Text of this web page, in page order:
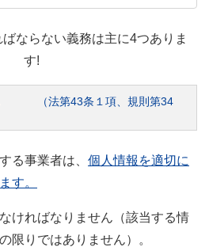
（法第43条１項、規則第34
る事業者は、 個人情報を適切に
す。
ければなりません（該当する情
限りではありません）。